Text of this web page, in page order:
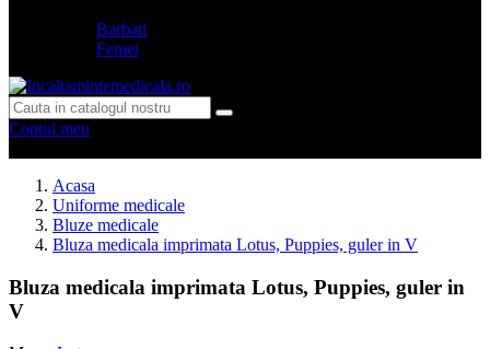
Barbati
Femei
Contul meu
Acasa
Uniforme medicale
Bluze medicale
Bluza medicala imprimata Lotus, Puppies, guler in V
Bluza medicala imprimata Lotus, Puppies, guler in
V